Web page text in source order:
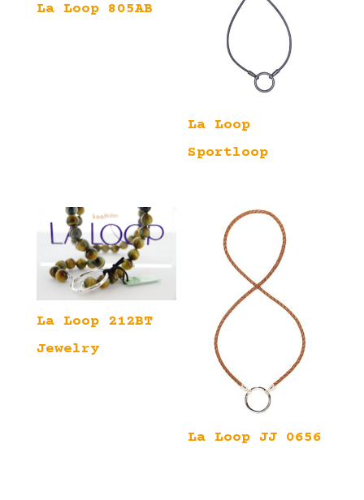
La Loop 805AB
La Loop
Sportloop
La Loop 212BT
Jewelry
La Loop JJ 0656